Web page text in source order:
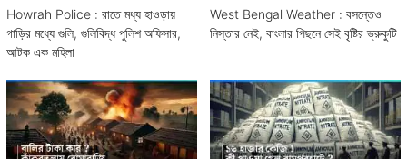
Howrah Police : রাতে মধ্য হাওড়ায়
গাড়ির মধ্যে গুলি, গুলিবিদ্ধ পুলিশ অফিসার,
আটক এক মহিলা
West Bengal Weather : বসন্তেও
নিস্তার নেই, বাংলার পিছনে সেই বৃষ্টির ভ্রুকুটি